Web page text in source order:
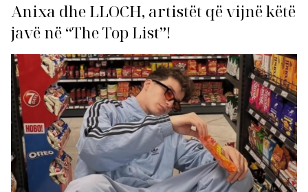
Anixa dhe LLOCH, artistët që vijnë këtë
javë në “The Top List”!